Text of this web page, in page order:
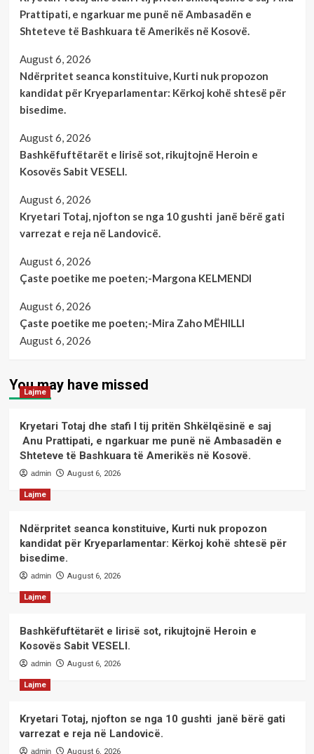
Prattipati, e ngarkuar me punë në Ambasadën e
Shteteve të Bashkuara të Amerikës në Kosovë.
August 6, 2026
Ndërpritet seanca konstituive, Kurti nuk propozon
kandidat për Kryeparlamentar: Kërkoj kohë shtesë për
bisedime.
August 6, 2026
Bashkëfuftëtarët e lirisë sot, rikujtojnë Heroin e
Kosovës Sabit VESELI.
August 6, 2026
Kryetari Totaj, njofton se nga 10 gushti janë bërë gati
varrezat e reja në Landovicë.
August 6, 2026
Çaste poetike me poeten;-Margona KELMENDI
August 6, 2026
Çaste poetike me poeten;-Mira Zaho MËHILLI
August 6, 2026
You may have missed
Lajme
Kryetari Totaj dhe stafi I tij pritën Shkëlqësinë e saj
Anu Prattipati, e ngarkuar me punë në Ambasadën e
Shteteve të Bashkuara të Amerikës në Kosovë.
admin August 6, 2026
Lajme
Ndërpritet seanca konstituive, Kurti nuk propozon
kandidat për Kryeparlamentar: Kërkoj kohë shtesë për
bisedime.
admin August 6, 2026
Lajme
Bashkëfuftëtarët e lirisë sot, rikujtojnë Heroin e
Kosovës Sabit VESELI.
admin August 6, 2026
Lajme
Kryetari Totaj, njofton se nga 10 gushti janë bërë gati
varrezat e reja në Landovicë.
admin August 6, 2026